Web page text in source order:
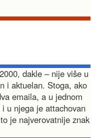
dakle – nije više u
i aktuelan. Stoga, ako
emaila, a u jednom
u njega je attachovan
je najverovatnije znak